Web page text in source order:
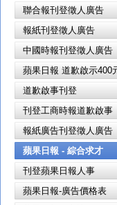
聯合報刊登徵人廣告
報紙刊登徵人廣告
中國時報刊登徵人廣告
蘋果日報 道歉啟示400
道歉啟事刊登
刊登工商時報道歉啟事
報紙廣告刊登徵人廣告
蘋果日報 - 綜合求才
刊登蘋果日報人事
蘋果日報-廣告價格表